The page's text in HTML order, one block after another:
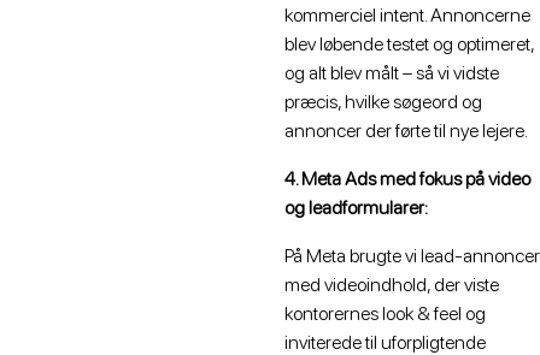
kommerciel intent. Annoncerne
blev løbende testet og optimeret,
og alt blev målt – så vi vidste
præcis, hvilke søgeord og
annoncer der førte til nye lejere.
4.Meta Ads med fokus på video
og leadformularer:
På Meta brugte vi lead-annoncer
med videoindhold, der viste
kontorernes look & feel og
inviterede til uforpligtende